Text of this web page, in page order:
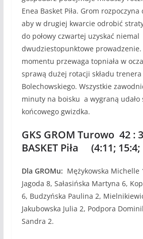
Enea Basket Piła. Grom
aby w drugiej kwarcie odrobić
do połowy czwartej uzyskać niemal
dwudziestopunktowe prowadzenie.
momentu przewaga topniała w
sprawą dużej rotacji składu trenera
Bolechowskiego. Wszystkie
minuty na boisku a wygraną udało
końcowego gwizdka.
GKS GROM Turowo 42 :
BASKET Piła (4:11; 15:4;
Dla GROMu: Mężykowska Michelle
Jagoda 8, Sałasińska Martyna 6,
6, Budzyńska Paulina 2,
Jakubowska Julia 2, Podpora
Sandra 2.